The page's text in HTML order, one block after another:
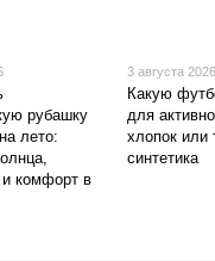
рубашку
лето:
и комфорт в
3 августа
Какую
для
хлопок или
синтетика